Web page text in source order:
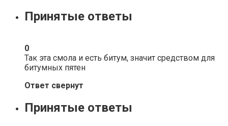
Принятые ответы
0
Так эта смола и есть битум, значит средством для
битумных пятен
Ответ свернут
Принятые ответы